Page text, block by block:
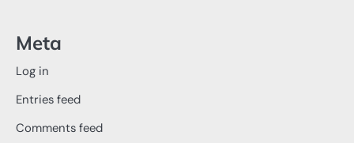
Meta
Log in
Entries feed
Comments feed